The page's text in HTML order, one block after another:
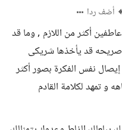
أضف ردا
أكثر من اللازم , وما قد
قد يأخذها شريكى
نفس الفكرة بصور أكثر
و تمهد لكلامة القادم